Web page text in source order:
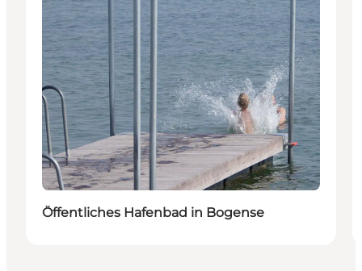
Öffentliches Hafenbad in Bogense